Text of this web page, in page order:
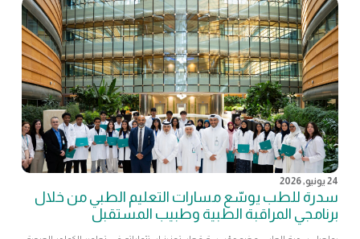
24 يونيو, 2026
سدرة للطب يوسّع مسارات التعليم الطبي من خلال
برنامجي المراقبة الطبية وطبيب المستقبل